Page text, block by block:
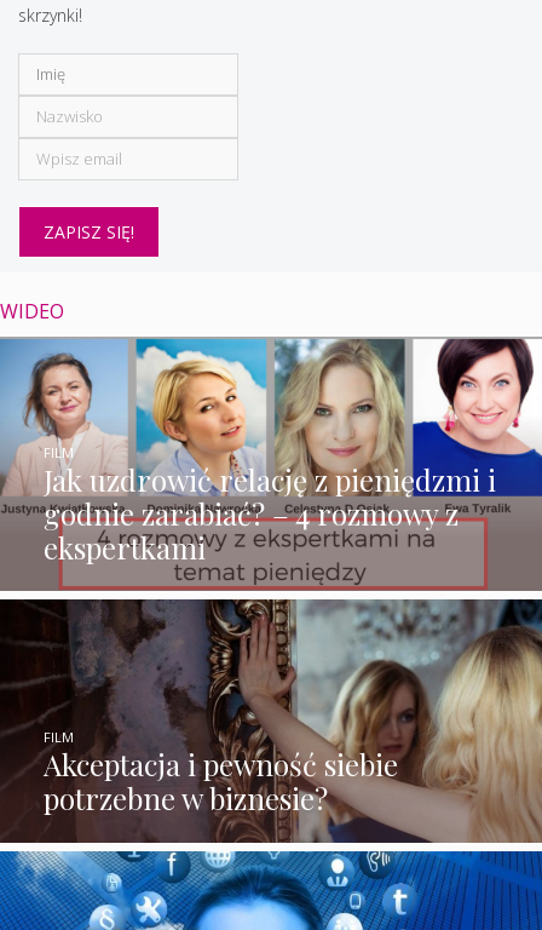
skrzynki!
WIDEO
Jak uzdrowić relację z pieniędzmi i
godnie zarabiać? – 4 rozmowy z
ekspertkami
FILM
Akceptacja i pewność siebie
potrzebne w biznesie?
FILM